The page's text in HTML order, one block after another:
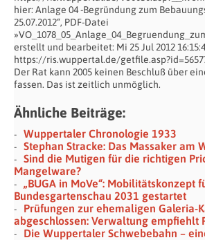
hier: Anlage 04 -Begründung zum
25.07.2012“, PDF-Datei
erstellt und bearbeitet: Mi 25 Jul 2012
https://ris.wuppertal.de/
Der Rat kann 2005 keinen Beschluß über
fassen. Das ist zeitlich unmöglich.
Ähnliche Beiträge:
Wuppertaler Chronologie 1933
Stephan Stracke: Das Massaker am
Sind die Mutigen für die richtigen
Mangelware?
„BUGA in MoVe“: Mobilitätskonzept
Bundesgartenschau 2031 gestartet
Prüfungen zur ehemaligen Galeria-
abgeschlossen: Verwaltung empfiehlt
Die Wuppertaler Schwebebahn –